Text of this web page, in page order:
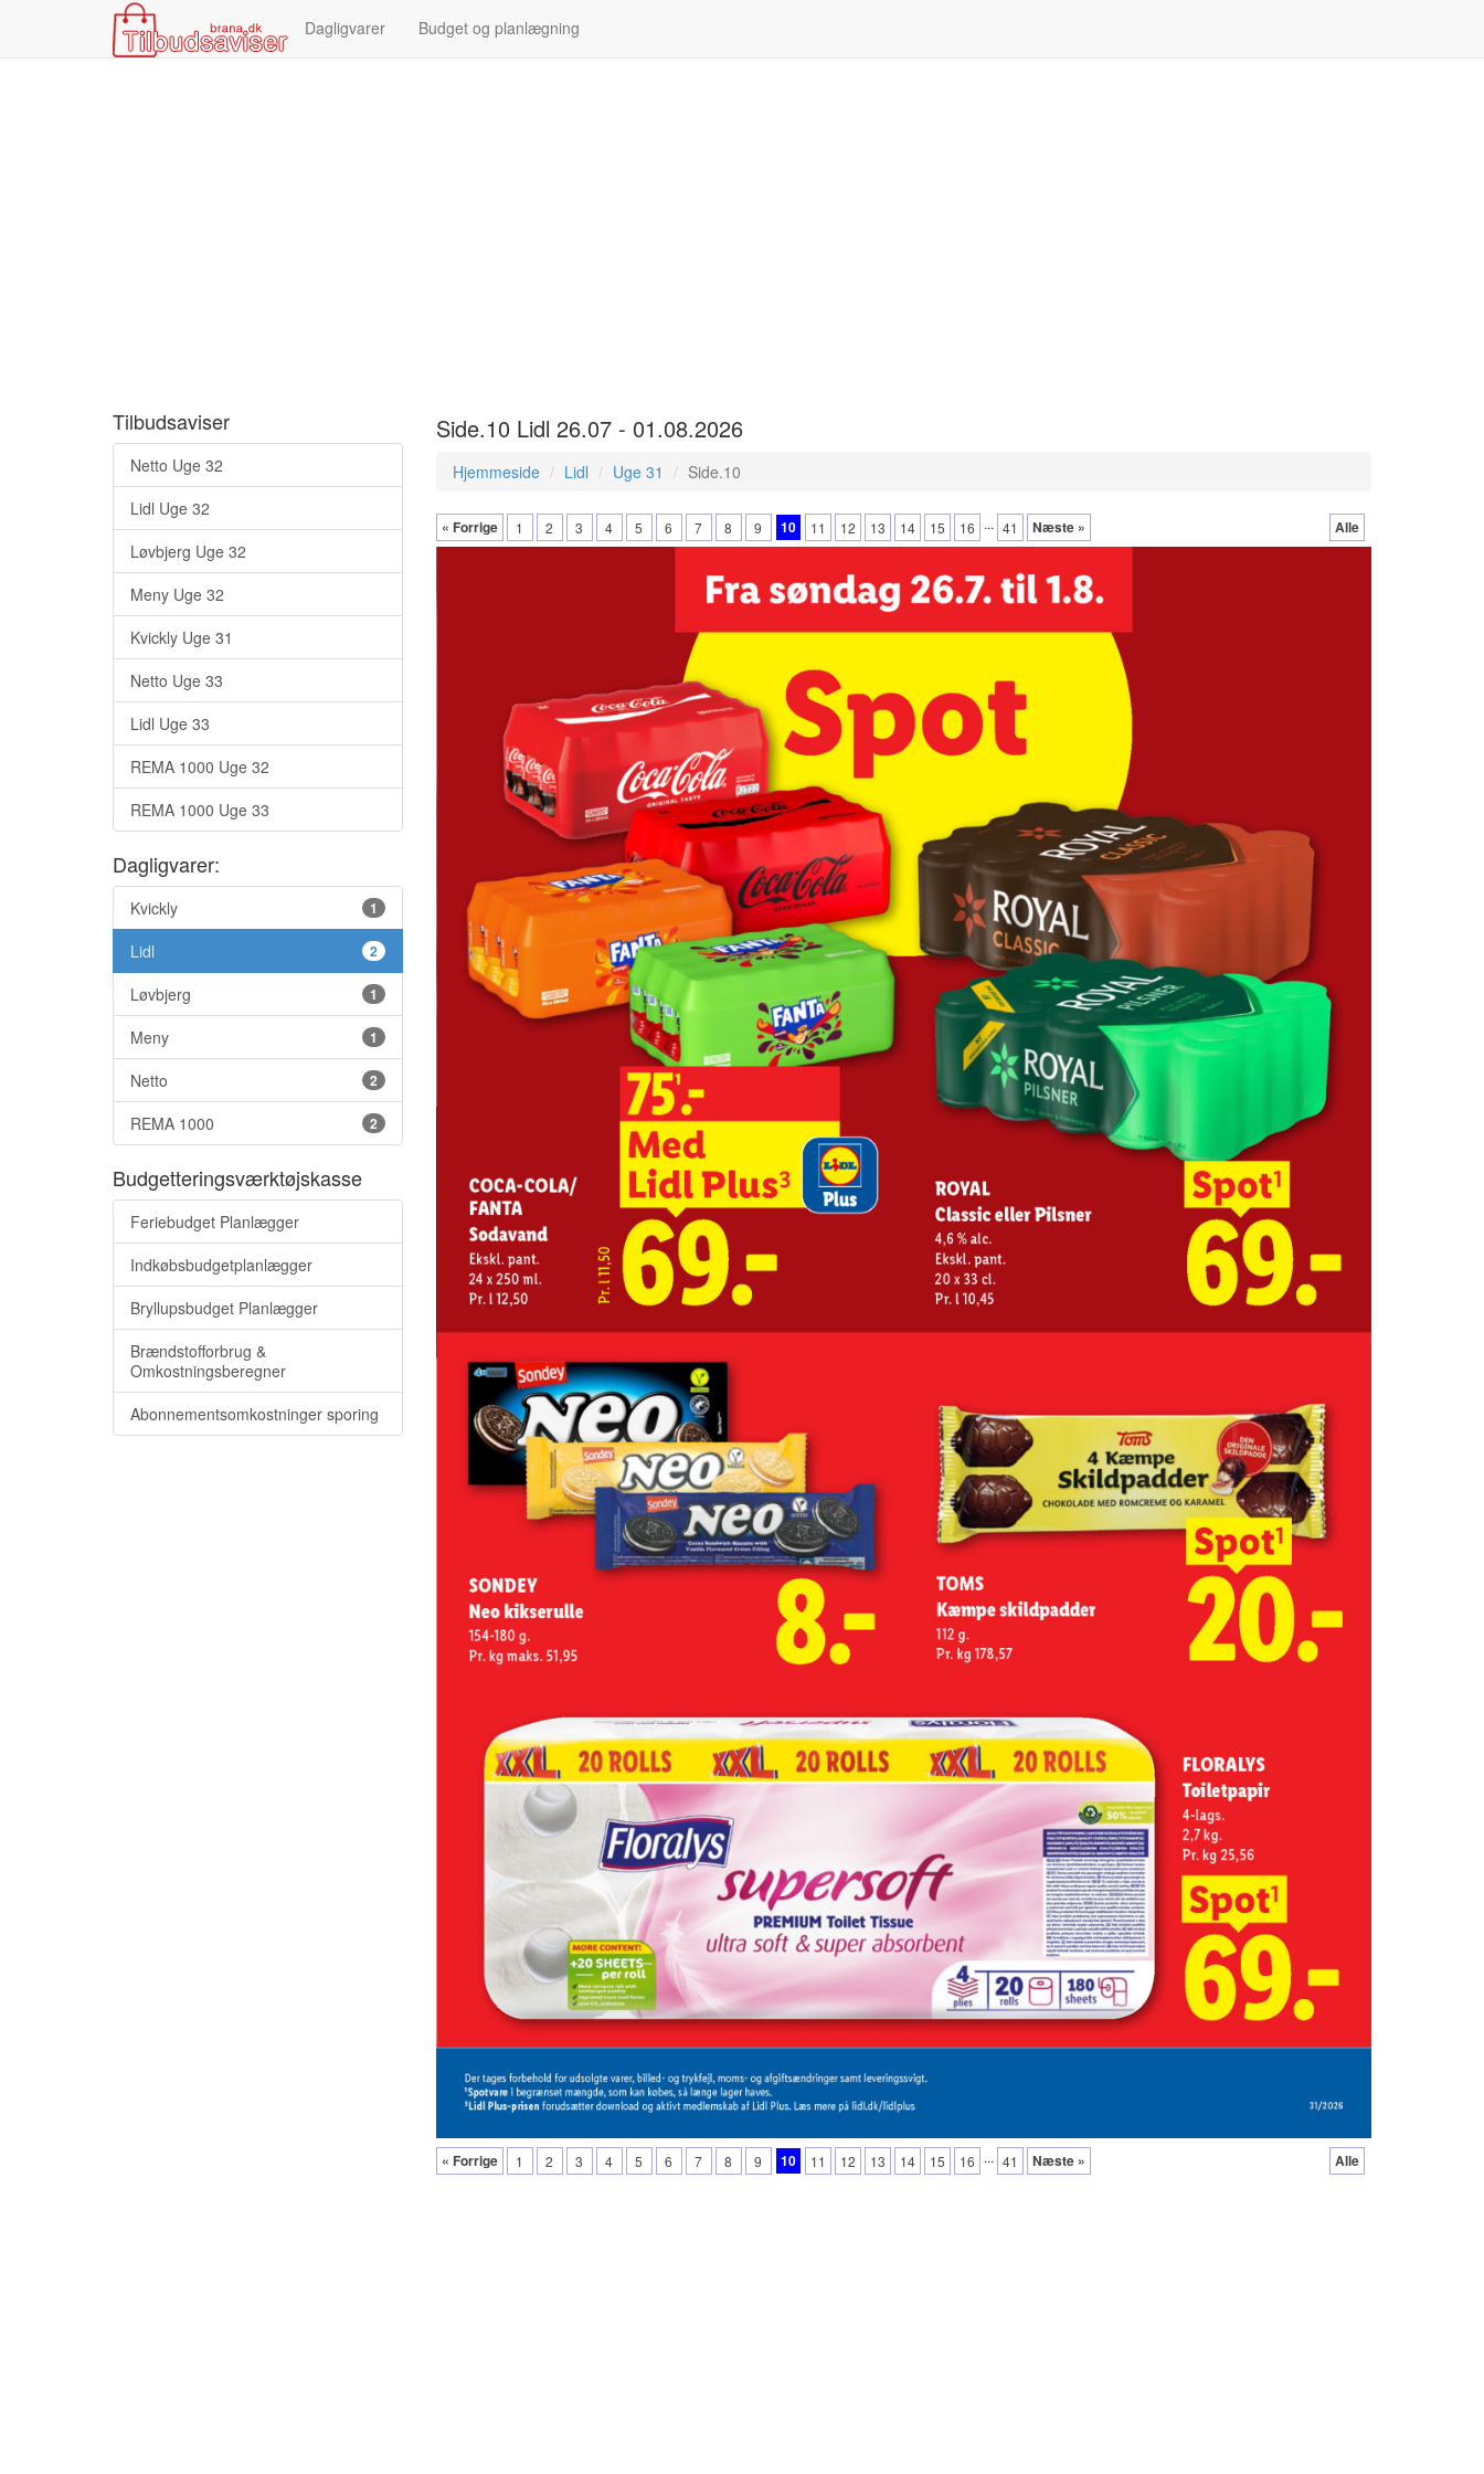
Dagligvarer Budget og planlægning
Tilbudsaviser
Netto Uge 32
Lidl Uge 32
Løvbjerg Uge 32
Meny Uge 32
Kvickly Uge 31
Netto Uge 33
Lidl Uge 33
REMA 1000 Uge 32
REMA 1000 Uge 33
Dagligvarer:
1
Kvickly
2
Lidl
1
Løvbjerg
1
Meny
2
Netto
2
REMA 1000
Budgetteringsværktøjskasse
Feriebudget Planlægger
Indkøbsbudgetplanlægger
Bryllupsbudget Planlægger
Brændstofforbrug &
Omkostningsberegner
Abonnementsomkostninger sporing
Side.10 Lidl 26.07 - 01.08.2026
Hjemmeside Lidl Uge 31 Side.10
« Forrige 1 2 3 4 5 6 7 8 9 10 11 12 13 14 15 16 ... 41 Næste » Alle
« Forrige 1 2 3 4 5 6 7 8 9 10 11 12 13 14 15 16 ... 41 Næste » Alle